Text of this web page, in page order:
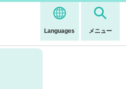
Languages メニュー